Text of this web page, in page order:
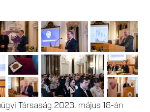
Társaság 2023. május 18-án